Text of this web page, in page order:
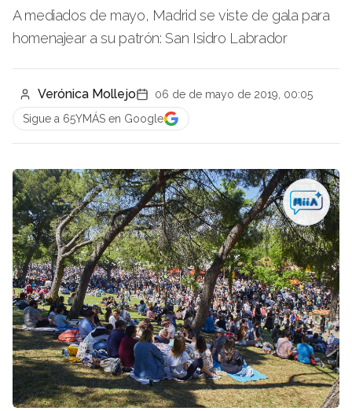
A mediados de mayo, Madrid se viste de gala para
homenajear a su patrón: San Isidro Labrador
Verónica Mollejo
06 de de mayo de 2019, 00:05
Sigue a 65YMÁS en Google